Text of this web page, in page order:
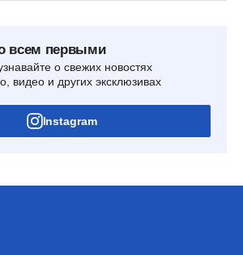
всем первыми
о свежих новостях
видео и других эксклюзивах
Instagram